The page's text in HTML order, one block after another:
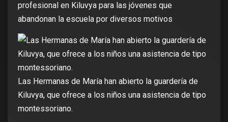
profesional en Kiluvya para las jóvenes que
abandonan la escuela por diversos motivos
Las Hermanas de María han abierto la guardería de
Kiluvya, que ofrece a los niños una asistencia de tipo
montessoriano.